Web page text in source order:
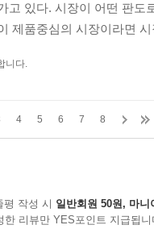
고 있다. 시장이 어떤 판도
제품중심의 시장이라면
니다.
4 5 6 7 8
평 작성 시 일반회원 50원, 마니
한 리뷰만 YES포인트 지급됩니